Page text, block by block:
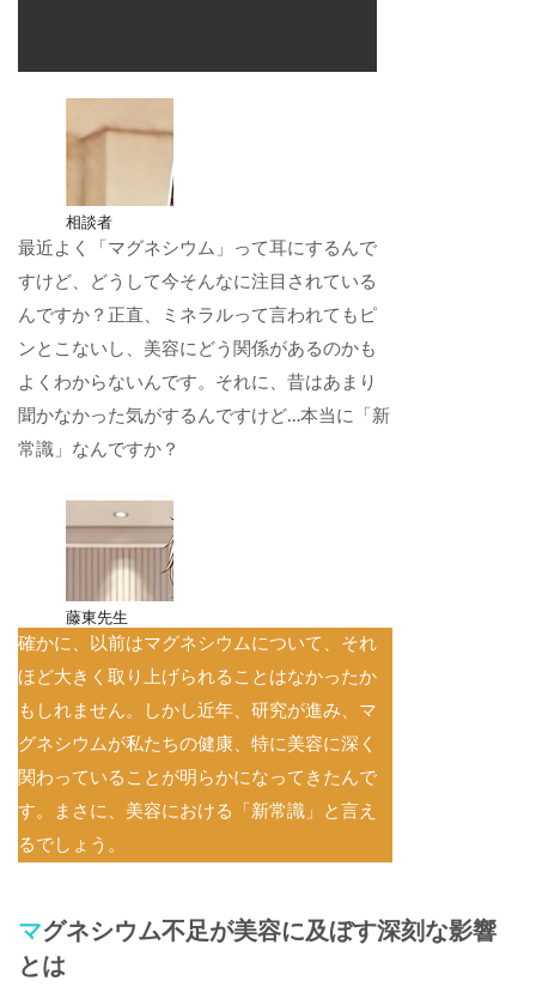
相談者
最近よく「マグネシウム」って耳にするんで
すけど、どうして今そんなに注目されている
んですか？正直、ミネラルって言われてもピ
ンとこないし、美容にどう関係があるのかも
よくわからないんです。それに、昔はあまり
聞かなかった気がするんですけど…本当に「新
常識」なんですか？
藤東先生
確かに、以前はマグネシウムについて、それ
ほど大きく取り上げられることはなかったか
もしれません。しかし近年、研究が進み、マ
グネシウムが私たちの健康、特に美容に深く
関わっていることが明らかになってきたんで
す。まさに、美容における「新常識」と言え
るでしょう。
マグネシウム不足が美容に及ぼす深刻な影響
とは